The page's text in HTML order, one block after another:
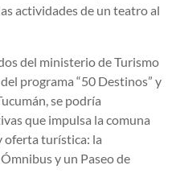
actividades de un teatro al
del ministerio de Turismo
programa “50 Destinos” y
se podría
que impulsa la comuna
oferta turística: la
y un Paseo de